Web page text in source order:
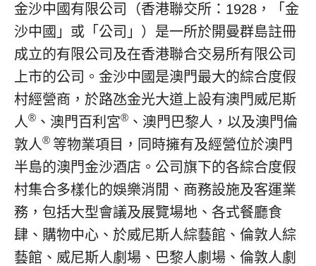
金沙中國有限公司（香港聯交所：1928，「金
沙中國」或「公司」）是一所於開曼群島註冊
成立的有限公司及在香港聯合交易所有限公司
上市的公司。金沙中國是澳門最大的綜合度假
村經營商，於路氹金光大道上設有澳門威尼斯
人® 、澳門百利宮® 、澳門巴黎人，以及澳門倫
敦人® 等物業項目，同時擁有及經營位於澳門
半島的澳門金沙酒店。公司旗下的各綜合度假
村集合多樣化的娛樂消閒、商務設施及客運業
務，包括大型會議及展覽場地、各式餐廳食
肆、購物中心、於威尼斯人綜藝館、倫敦人綜
藝館、威尼斯人劇場、巴黎人劇場、倫敦人劇